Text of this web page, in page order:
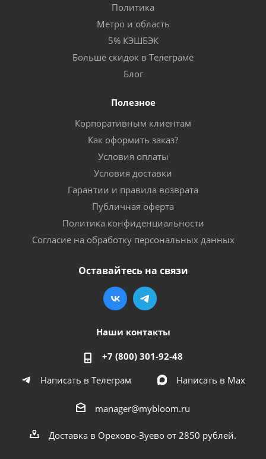
Политика
Метро и область
5% КЭШБЭК
Больше скидок в Телеграме
Блог
Полезное
Корпоративным клиентам
Как оформить заказ?
Условия оплаты
Условия доставки
Гарантии и правила возврата
Публичная оферта
Политика конфиденциальности
Согласие на обработку персональных данных
Оставайтесь на связи
Наши контакты
+7 (800) 301-92-48
Написать в Телеграм
Написать в Мах
manager@mybloom.ru
Доставка в Орехово-Зуево от 2850 рублей.